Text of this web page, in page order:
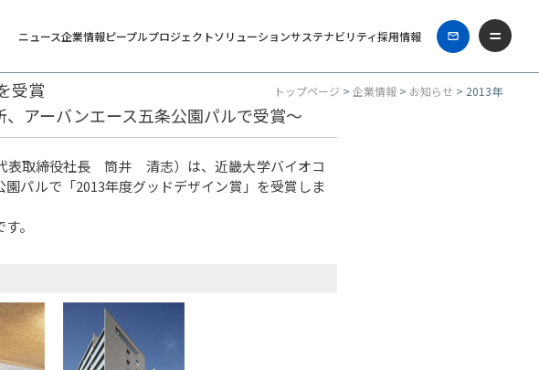
ニュース企業情報ピープルプロジェクトソリューションサステナビリティ採用情報
トップページ > 企業情報 > お知らせ > 2013年
受賞
アーバンエース五条公園パルで受賞～
表取締役社長 筒井 清志）は、近畿大学バイオコ
パルで「2013年度グッドデザイン賞」を受賞しま
。